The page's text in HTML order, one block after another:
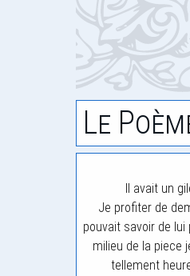
Le
Il avait un
Je profiter de
pouvait savoir de
milieu de la piece
tellement